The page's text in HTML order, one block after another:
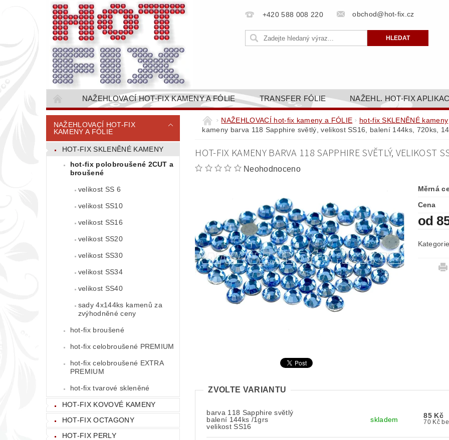
+420 588 008 220 obchod@hot-fix.cz
NAŽEHLOVACÍ HOT-FIX KAMENY A FÓLIE TRANSFER FÓLIE NAŽEHL. HOT-FIX
NAŠÍVACÍ KAMÍNKOVÉ ŘETĚZY / ŠTASOVÉ BORTY BAREVNICE PŘÍSLUŠENSTVÍ
VŠE PRO STROJNÍ VYŠÍVÁNÍ - VYSIVACI.CZ ZAKÁZKOVÁ VÝROBA NAPIŠTE NÁM
BAREVNICE KAMENŮ OBCHODNÍ PODMÍNKY PRO E-SHOP HOT-FIX.CZ
CENÍK DOPRAVY (NÁKLADŮ EXPEDICE) PLATNÝ OD 14. 1.2025
NAŽEHLOVACÍ HOT-FIX
KAMENY A FÓLIE
HOT-FIX SKLENĚNÉ KAMENY
hot-fix polobroušené 2CUT a
broušené
velikost SS 6
velikost SS10
velikost SS16
velikost SS20
velikost SS30
velikost SS34
velikost SS40
sady 4x144ks kamenů za
zvýhodněné ceny
hot-fix broušené
hot-fix celobroušené PREMIUM
hot-fix celobroušené EXTRA
PREMIUM
hot-fix tvarové skleněné
HOT-FIX KOVOVÉ KAMENY
HOT-FIX OCTAGONY
HOT-FIX PERLY
NAŽEHLOVACÍ hot-fix kameny a FÓLIE
hot-fix SKLENĚNÉ kameny
kameny barva 118 Sapphire světlý, velikost SS16, balení 144ks, 720ks,
HOT-FIX KAMENY BARVA 118 SAPPHIRE SVĚTLÝ, VELIKOST
Neohodnoceno
Měrná
Cena
od
ZVOLTE VARIANTU
barva 118 Sapphire světlý
balení 144ks /1grs
velikost SS16
skladem 85 Kč
70